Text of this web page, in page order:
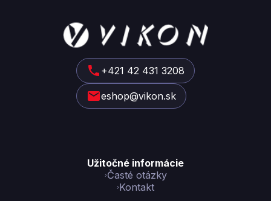
+421 42 431 3208
eshop@vikon.sk
Užitočné informácie
Časté otázky
Kontakt